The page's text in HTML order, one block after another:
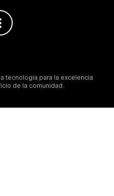
tecnología para la excelencia
de la comunidad.